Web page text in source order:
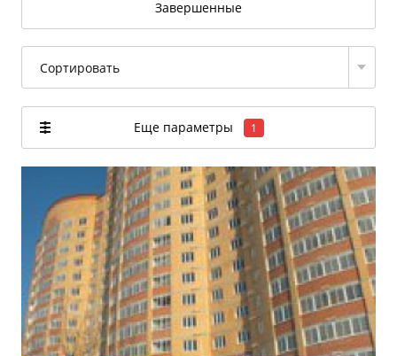
Завершенные
Сортировать
Еще параметры 1